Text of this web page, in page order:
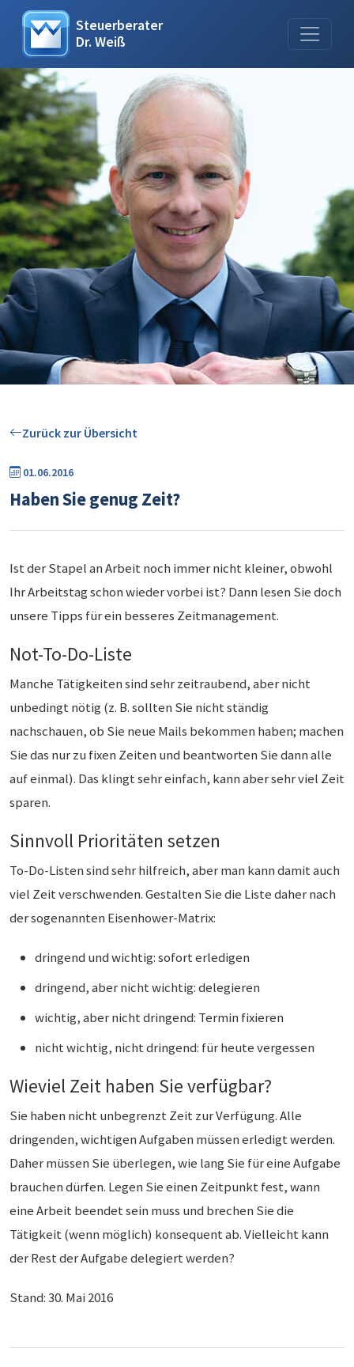
Steuerberater
Dr. Weiß
Zurück zur Übersicht
01.06.2016
Haben Sie genug Zeit?
Ist der Stapel an Arbeit noch immer nicht kleiner, obwohl
Ihr Arbeitstag schon wieder vorbei ist? Dann lesen Sie doch
unsere Tipps für ein besseres Zeitmanagement.
Not-To-Do-Liste
Manche Tätigkeiten sind sehr zeitraubend, aber nicht
unbedingt nötig (z. B. sollten Sie nicht ständig
nachschauen, ob Sie neue Mails bekommen haben; machen
Sie das nur zu fixen Zeiten und beantworten Sie dann alle
auf einmal). Das klingt sehr einfach, kann aber sehr viel Zeit
sparen.
Sinnvoll Prioritäten setzen
To-Do-Listen sind sehr hilfreich, aber man kann damit auch
viel Zeit verschwenden. Gestalten Sie die Liste daher nach
der sogenannten Eisenhower-Matrix:
dringend und wichtig: sofort erledigen
dringend, aber nicht wichtig: delegieren
wichtig, aber nicht dringend: Termin fixieren
nicht wichtig, nicht dringend: für heute vergessen
Wieviel Zeit haben Sie verfügbar?
Sie haben nicht unbegrenzt Zeit zur Verfügung. Alle
dringenden, wichtigen Aufgaben müssen erledigt werden.
Daher müssen Sie überlegen, wie lang Sie für eine Aufgabe
brauchen dürfen. Legen Sie einen Zeitpunkt fest, wann
eine Arbeit beendet sein muss und brechen Sie die
Tätigkeit (wenn möglich) konsequent ab. Vielleicht kann
der Rest der Aufgabe delegiert werden?
Stand: 30. Mai 2016